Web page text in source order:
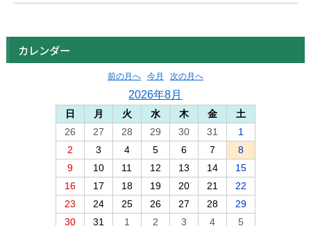
カレンダー
前の月へ 今月 次の月へ
2026年8月
日 月 火 水 木 金
土
26
27 28 29 30 31
1
2
3 4 5 6 7
8
9
10 11 12 13 14
15
16
17 18 19 20 21
22
23
24 25 26 27 28
29
30
31 1 2 3 4 5